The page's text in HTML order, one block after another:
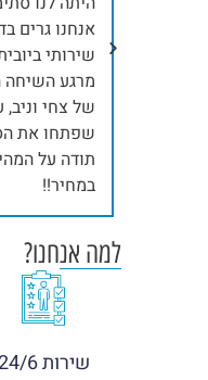
אנחנו גרים
מרגע השיחה
של צחי
שפתחו את
תודה על
במחיר!!
למה אנחנו?
שירות 24/6